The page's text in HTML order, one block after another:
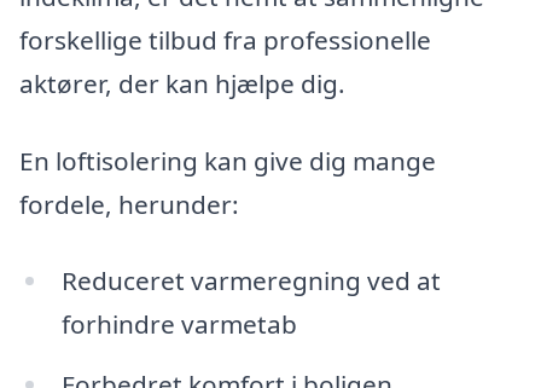
forskellige tilbud fra professionelle
aktører, der kan hjælpe dig.
En loftisolering kan give dig mange
fordele, herunder:
Reduceret varmeregning ved at
forhindre varmetab